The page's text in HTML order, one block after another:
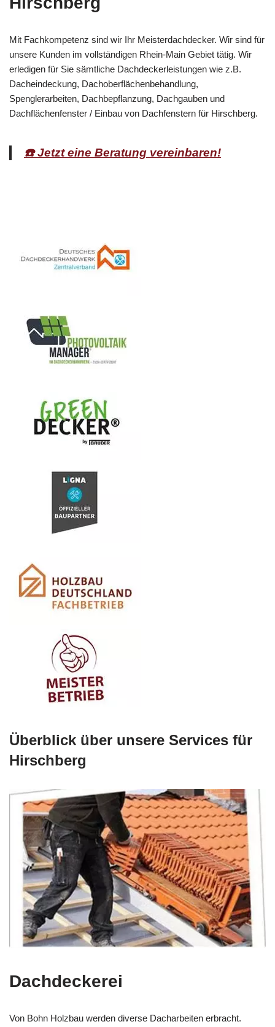
Mit Fachkompetenz sind wir Ihr Meisterdachdecker. Wir sind für
unsere Kunden im vollständigen Rhein-Main Gebiet tätig. Wir
erledigen für Sie sämtliche Dachdeckerleistungen wie z.B.
Dacheindeckung, Dachoberflächenbehandlung,
Spenglerarbeiten, Dachbepflanzung, Dachgauben und
Dachflächenfenster / Einbau von Dachfenstern für Hirschberg.
☎️ Jetzt eine Beratung vereinbaren!
Überblick über unsere Services für
Hirschberg
Dachdeckerei
Von Bohn Holzbau werden diverse Dacharbeiten erbracht.